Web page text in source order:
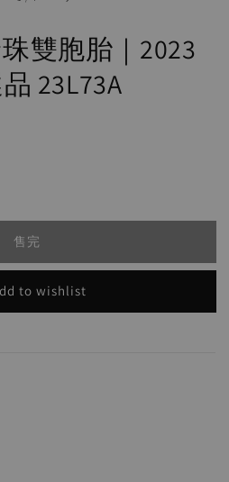
雙胞胎｜2023
23L73A
售完
to wishlist